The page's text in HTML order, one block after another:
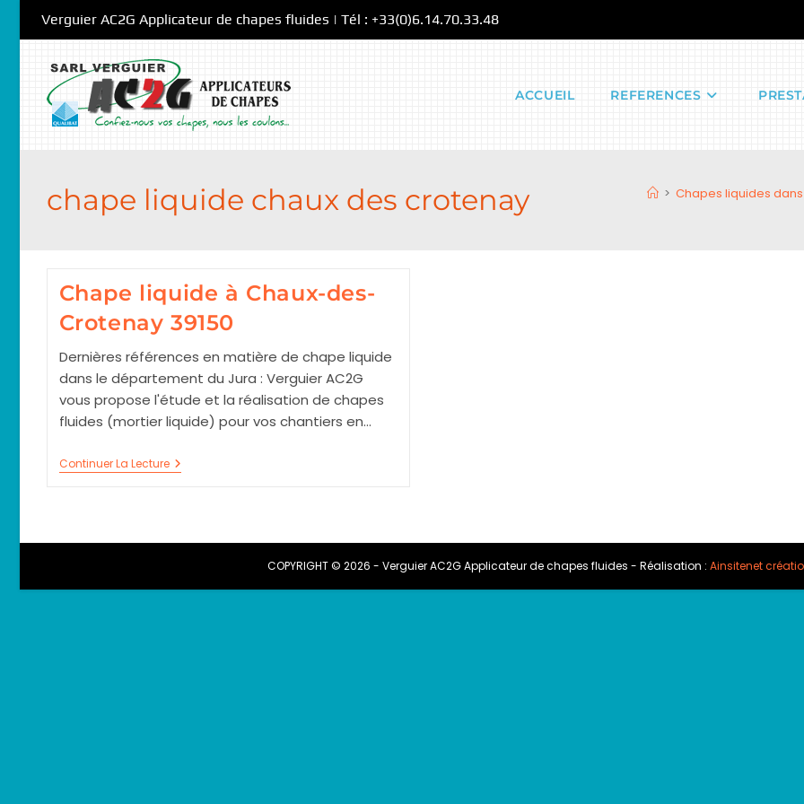
Verguier AC2G Applicateur de chapes fluides | Tél : +33(0)6.14.70.33.48
ACCUEIL REFERENCES
chape liquide chaux des crotenay > Chapes liquides
Chape liquide à Chaux-des-
Crotenay 39150
Dernières références en matière de chape liquide
dans le département du Jura : Verguier AC2G
vous propose l'étude et la réalisation de chapes
fluides (mortier liquide) pour vos chantiers en…
Continuer La LectureChape
Liquide
COPYRIGHT © 2026 - Verguier AC2G Applicateur de chapes fluides - Réalisation : Ainsitenet